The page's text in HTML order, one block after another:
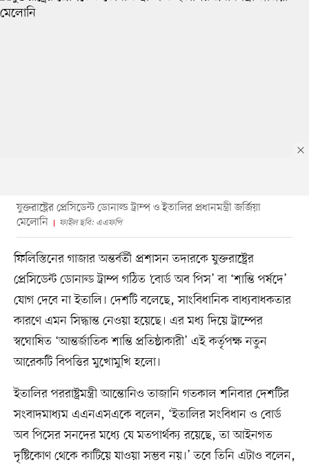
যুক্তরাষ্ট্রের প্রেসিডেন্ট ডোনাল্ড ট্রাম্প ও ইতালির প্রধানমন্ত্রী জর্জিয়া
মেলোনি
ফাইল ছবি: এএফপি
ফিলিস্তিনের গাজার অন্তর্বর্তী প্রশাসন তদারকে যুক্তরাষ্ট্রের
প্রেসিডেন্ট ডোনাল্ড ট্রাম্প গঠিত ‘বোর্ড অব পিস’ বা ‘শান্তি পর্ষদে’
যোগ দেবে না ইতালি। দেশটি বলেছে, সাংবিধানিক বাধ্যবাধকতার
কারণে এমন সিদ্ধান্ত নেওয়া হয়েছে। এর মধ্য দিয়ে ট্রাম্পের
স্বঘোষিত ‘আন্তর্জাতিক শান্তি প্রতিষ্ঠাকারী’ এই কর্তৃপক্ষ নতুন
আরেকটি বিপত্তির মুখোমুখি হলো।
ইতালির পররাষ্ট্রমন্ত্রী আন্তোনিও তাজানি গতকাল শনিবার দেশটির
সংবাদমাধ্যম এএনএসএকে বলেন, ‘ইতালির সংবিধান ও বোর্ড
অব পিসের সনদের মধ্যে যে মতপার্থক্য রয়েছে, তা আইনগত
দৃষ্টিকোণ থেকে কাটিয়ে যাওয়া সম্ভব নয়।’ তবে তিনি এটাও বলেন,